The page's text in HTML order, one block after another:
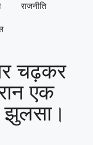
राजनीति
चढ़कर
एक
झुलसा।